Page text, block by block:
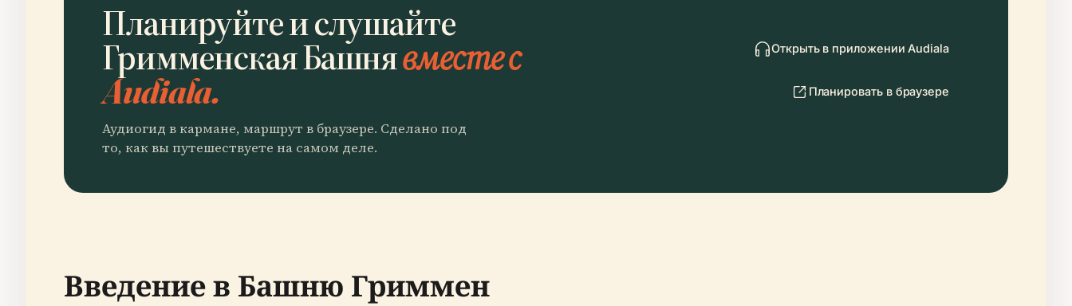
Планируйте и слушайте
Гримменская Башнявместе с
Audiala.
Аудиогид в кармане, маршрут в браузере. Сделано под
то, как вы путешествуете на самом деле.
Открыть в приложении Audiala
Планировать в браузере
Введение в Башню Гриммен